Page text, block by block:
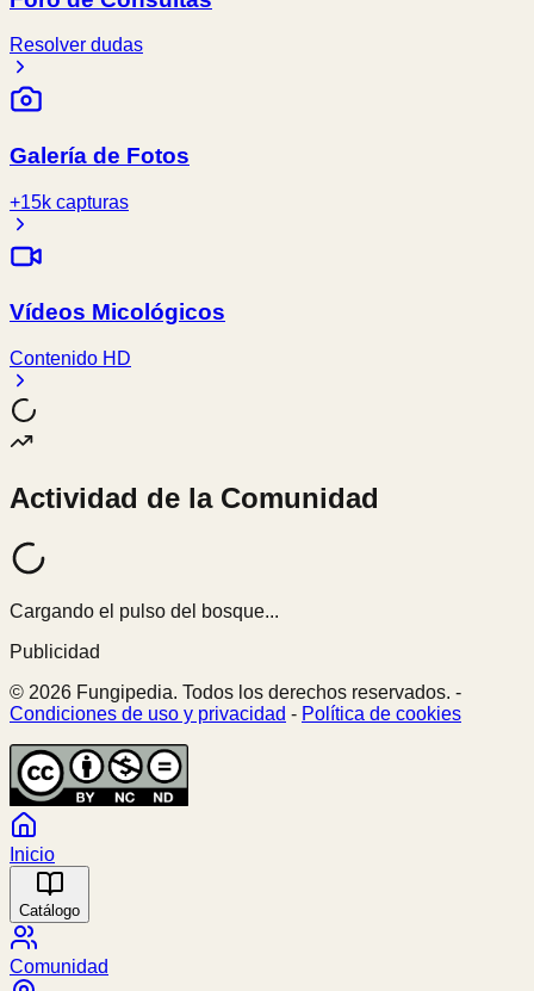
Resolver dudas
Galería de Fotos
+15k capturas
Vídeos Micológicos
Contenido HD
Actividad de la Comunidad
Cargando el pulso del bosque...
Publicidad
© 2026 Fungipedia. Todos los derechos reservados. -
Condiciones de uso y privacidad - Política de cookies
Inicio
Catálogo
Comunidad